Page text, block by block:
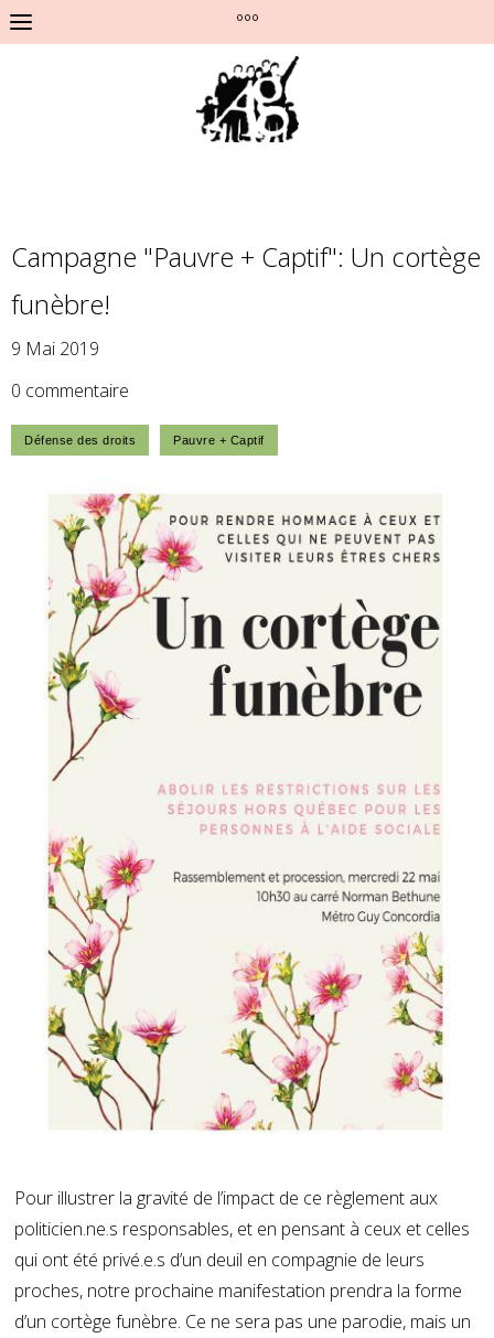
°°°
Campagne "Pauvre + Captif": Un cortège
funèbre!
9 Mai 2019
0 commentaire
Pour illustrer la gravité de l’impact de ce règlement aux
politicien.ne.s responsables, et en pensant à ceux et celles
qui ont été privé.e.s d’un deuil en compagnie de leurs
proches, notre prochaine manifestation prendra la forme
d’un cortège funèbre. Ce ne sera pas une parodie, mais un